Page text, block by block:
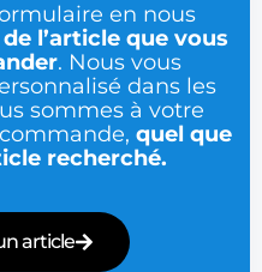
en nous
l’article que vous
. Nous vous
dans les
sommes à votre
quel que
recherché.
article